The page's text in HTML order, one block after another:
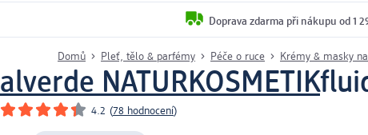
Doprava zdarma při nákupu od 1
Domů Pleť, tělo & parfémy Péče o ruce Krémy & masky
alverde NATURKOSMETIK
4.2 (78 hodnocení)